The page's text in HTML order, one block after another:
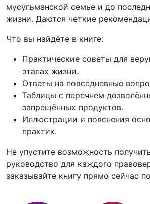
мусульманской семье и до
жизни. Даются четкие
Что вы найдёте в книге:
Практические советы для
этапах жизни.
Ответы на повседневные
Таблицы с перечнем
запрещённых продуктов.
Иллюстрации и пояснения
практик.
Не упустите возможность
руководство для каждого
заказывайте книгу прямо сейчас